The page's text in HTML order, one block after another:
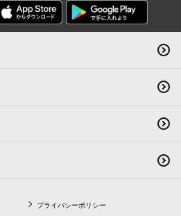
プライバシーポリシー